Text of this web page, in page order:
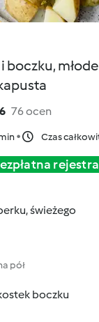
boczku,
76 ocen
Czas
świeżego
pół
boczku